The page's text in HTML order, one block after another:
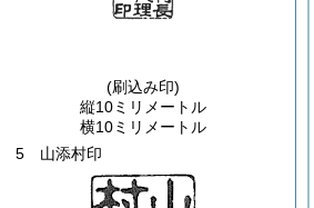
(刷込み印)
縦10ミリメートル
横10ミリメートル
5 山添村印